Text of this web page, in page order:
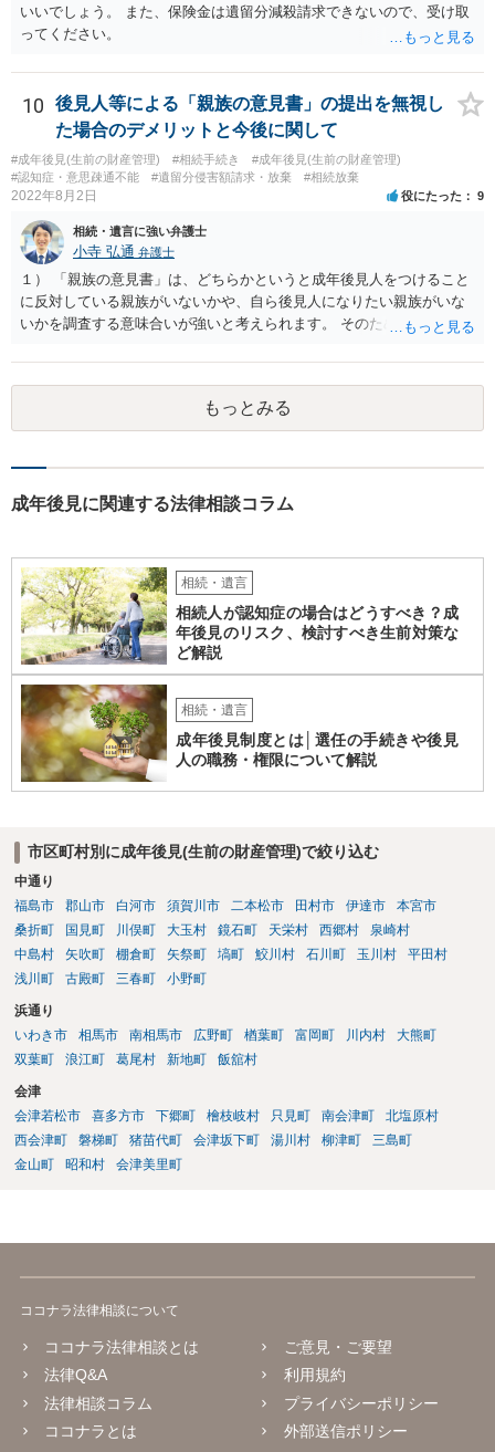
いいでしょう。 また、保険金は遺留分減殺請求できないので、受け取
ってください。
10
後見人等による「親族の意見書」の提出を無視し
た場合のデメリットと今後に関して
#成年後見(生前の財産管理) #相続手続き
#成年後見(生前の財産管理)
#認知症・意思疎通不能
#遺留分侵害額請求・放棄 #相続放棄
2022年8月2日 役にたった 9
相続・遺言に強い弁護士
小寺 弘通 弁護士
１） 「親族の意見書」は、どちらかというと成年後見人をつけること
に反対している親族がいないかや、自ら後見人になりたい親族がいな
いかを調査する意味合いが強いと考えられます。 そのため、ご相談の
す。 ２） 場合によっては、介護や被後見人の財産の処分等に関して、
後見人から相談があることも考えられます。 また、お祖母さんがお亡
くなりになった場合、相続人となる可能性がありますが、 その場合は
相続放棄されれば問題ありません。 ３） 完全に拒否する方法はないか
としても、関わりを拒否している親族にあえて連絡をしてくる可能性
もっとみる
成年後見に関連する法律相談コラム
相続・遺言
相続人が認知症の場合はどうすべき？成
年後見のリスク、検討すべき生前対策な
ど解説
相続・遺言
成年後見制度とは│選任の手続きや後見
人の職務・権限について解説
市区町村別に成年後見(生前の財産管理)で絞り込む
中通り
福島市
郡山市 白河市 須賀川市 二本松市 田村市 伊達市
本宮市
桑折町
国見町 川俣町 大玉村 鏡石町 天栄村 西郷村
泉崎村
中島村
矢吹町 棚倉町 矢祭町 塙町 鮫川村 石川町 玉川村
平田村
浅川町
古殿町 三春町 小野町
浜通り
いわき市
相馬市 南相馬市 広野町 楢葉町 富岡町 川内村
大熊町
双葉町
浪江町 葛尾村 新地町 飯舘村
会津
会津若松市
喜多方市 下郷町 檜枝岐村 只見町 南会津町
北塩原村
西会津町
磐梯町 猪苗代町 会津坂下町 湯川村 柳津町
三島町
金山町
昭和村 会津美里町
ココナラ法律相談について
ココナラ法律相談とは
法律Q&A
法律相談コラム
ココナラとは
ご意見・ご要望
利用規約
プライバシーポリシー
外部送信ポリシー